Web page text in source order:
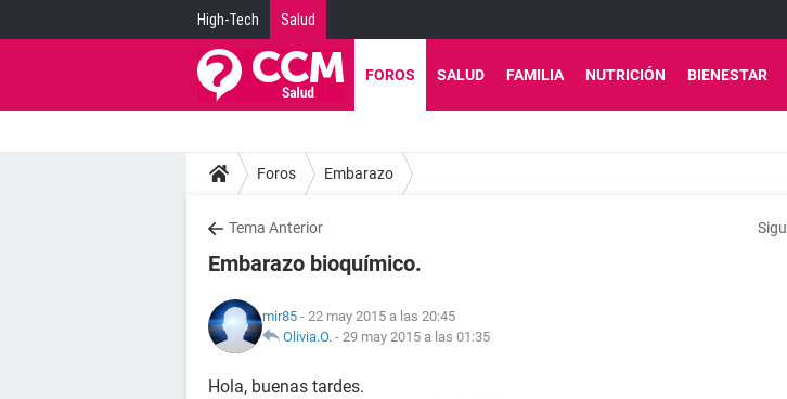
High-Tech Salud
FOROS SALUD FAMILIA NUTRICIÓN BIENESTAR
Foros Embarazo
Tema Anterior
Embarazo bioquímico.
mir85 - 22 may 2015 a las 20:45
Olivia.O. - 29 may 2015 a las 01:35
Hola, buenas tardes.